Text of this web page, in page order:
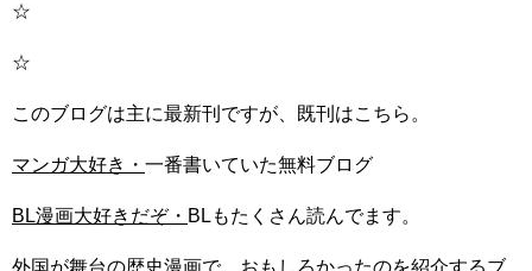
☆
☆
このブログは主に最新刊ですが、既刊はこちら。
マンガ大好き・ 一番書いていた無料ブログ
BL漫画大好きだぞ・ BLもたくさん読んでます。
外国が舞台の歴史漫画で、おもしろかったのを紹介するブ